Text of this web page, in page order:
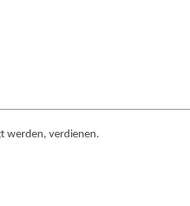
werden, verdienen.